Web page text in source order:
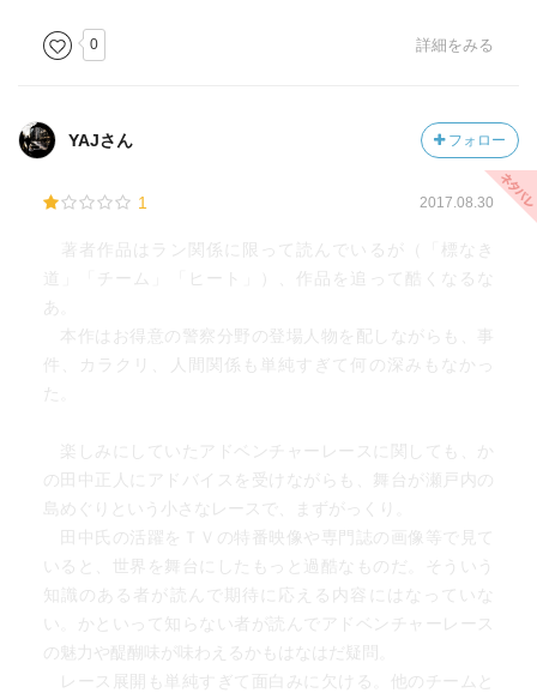
0 詳細をみる
YAJさん フォロー
1 2017.08.30
著者作品はラン関係に限って読んでいるが（「標なき
道」「チーム」「ヒート」）、作品を追って酷くなるな
あ。
本作はお得意の警察分野の登場人物を配しながらも、事
件、カラクリ、人間関係も単純すぎて何の深みもなかっ
た。
楽しみにしていたアドベンチャーレースに関しても、か
の田中正人にアドバイスを受けながらも、舞台が瀬戸内の
島めぐりという小さなレースで、まずがっくり。
田中氏の活躍をＴＶの特番映像や専門誌の画像等で見て
いると、世界を舞台にしたもっと過酷なものだ。そういう
知識のある者が読んで期待に応える内容にはなっていな
い。かといって知らない者が読んでアドベンチャーレース
の魅力や醍醐味が味わえるかもはなはだ疑問。
レース展開も単純すぎて面白みに欠ける。他のチームと